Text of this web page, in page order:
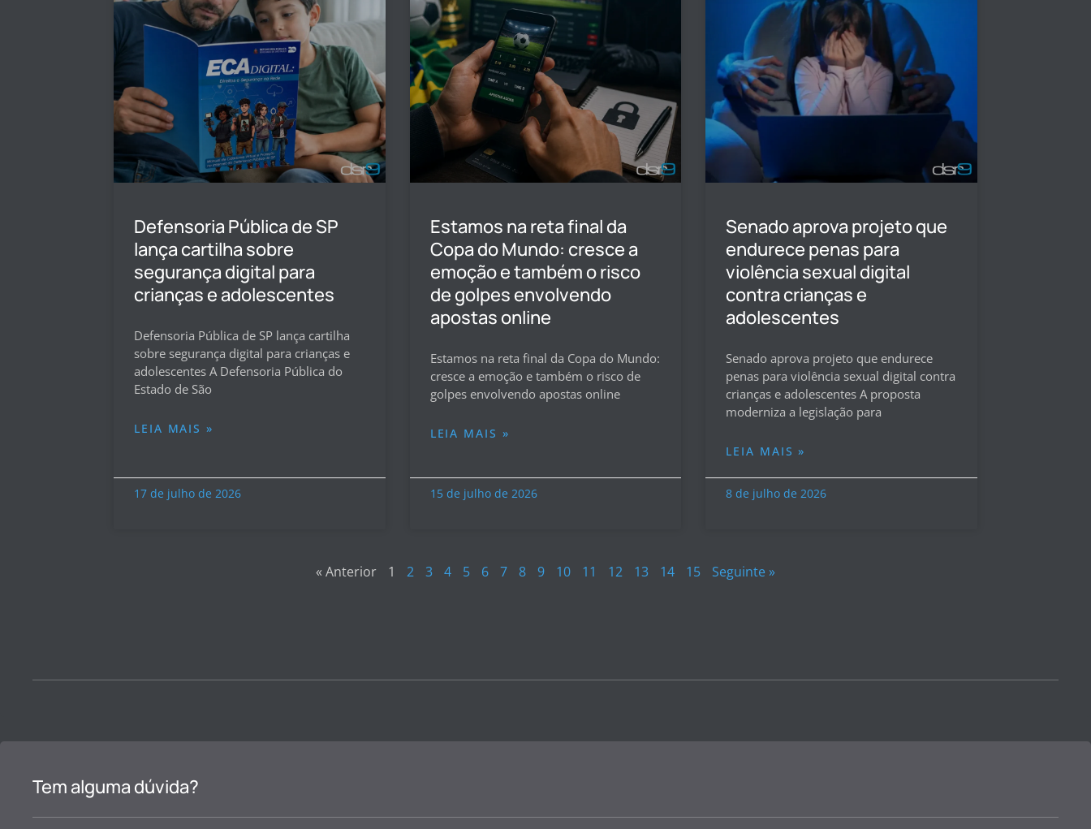
Defensoria Pública de SP
lança cartilha sobre
segurança digital para
crianças e adolescentes
Defensoria Pública de SP lança cartilha
sobre segurança digital para crianças e
adolescentes A Defensoria Pública do
Estado de São
LEIA MAIS »
17 de julho de 2026
Estamos na reta final da
Copa do Mundo: cresce a
emoção e também o risco
de golpes envolvendo
apostas online
Estamos na reta final da Copa do Mundo:
cresce a emoção e também o risco de
golpes envolvendo apostas online
LEIA MAIS »
15 de julho de 2026
Senado aprova projeto que
endurece penas para
violência sexual digital
contra crianças e
adolescentes
Senado aprova projeto que endurece
penas para violência sexual digital contra
crianças e adolescentes A proposta
moderniza a legislação para
LEIA MAIS »
8 de julho de 2026
« Anterior 1 2 3 4 5 6 7 8 9 10 11 12 13 14 15 Seguinte »
Tem alguma dúvida?